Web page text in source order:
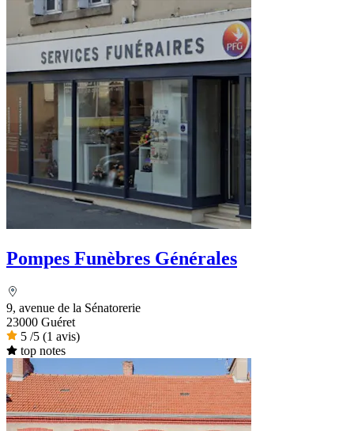
Pompes Funèbres Générales
9, avenue de la Sénatorerie
23000 Guéret
5 /5 (1 avis)
top notes